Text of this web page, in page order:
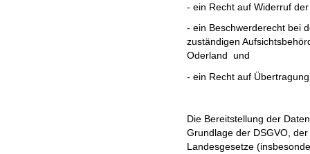
- ein Recht auf Widerruf
- ein Beschwerderecht bei
zuständigen
Oderland und
- ein Recht auf
Die Bereitstellung der
Grundlage der DSGVO,
Landesgesetze